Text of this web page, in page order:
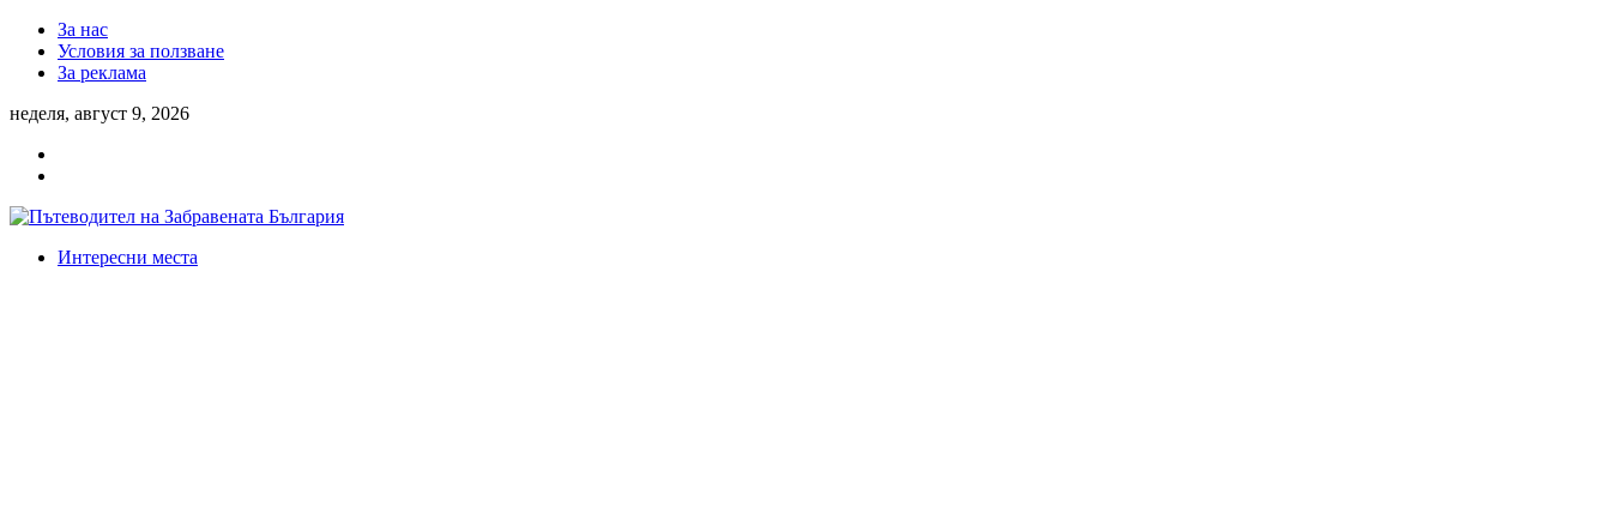
За нас
Условия за ползване
За реклама
неделя, август 9, 2026
Интересни места